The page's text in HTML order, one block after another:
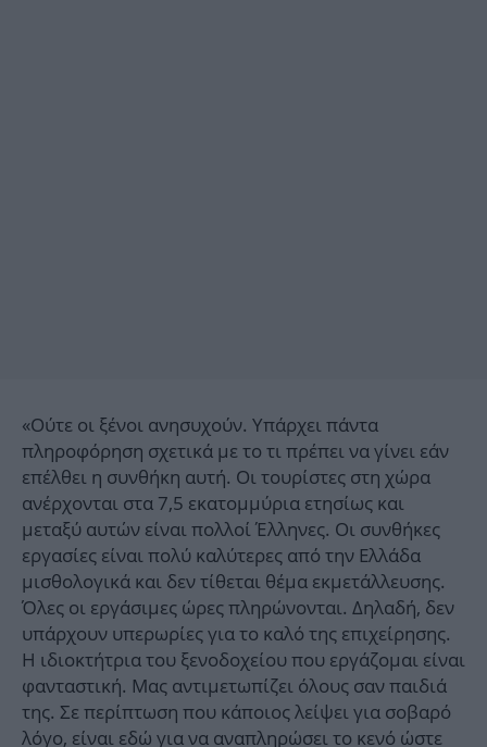
«Ούτε οι ξένοι ανησυχούν. Υπάρχει πάντα
πληροφόρηση σχετικά με το τι πρέπει να γίνει εάν
επέλθει η συνθήκη αυτή. Οι τουρίστες στη χώρα
ανέρχονται στα 7,5 εκατομμύρια ετησίως και
μεταξύ αυτών είναι πολλοί Έλληνες. Οι συνθήκες
εργασίες είναι πολύ καλύτερες από την Ελλάδα
μισθολογικά και δεν τίθεται θέμα εκμετάλλευσης.
Όλες οι εργάσιμες ώρες πληρώνονται. Δηλαδή, δεν
υπάρχουν υπερωρίες για το καλό της επιχείρησης.
Η ιδιοκτήτρια του ξενοδοχείου που εργάζομαι είναι
φανταστική. Μας αντιμετωπίζει όλους σαν παιδιά
της. Σε περίπτωση που κάποιος λείψει για σοβαρό
λόγο, είναι εδώ για να αναπληρώσει το κενό ώστε